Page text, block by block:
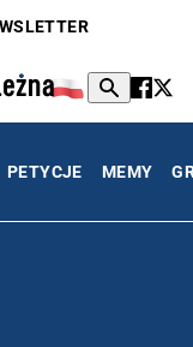
PETYCJE MEMY